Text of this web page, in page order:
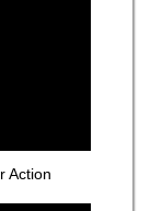
Action